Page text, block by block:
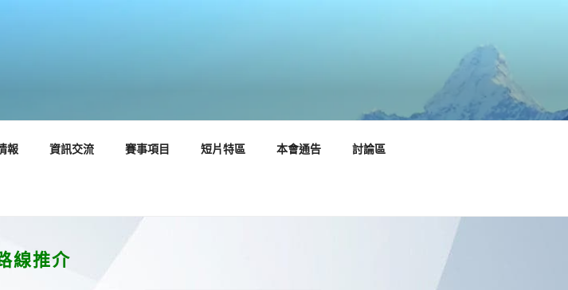
報 資訊交流 賽事項目 短片特區 本會通告 討論區
線推介